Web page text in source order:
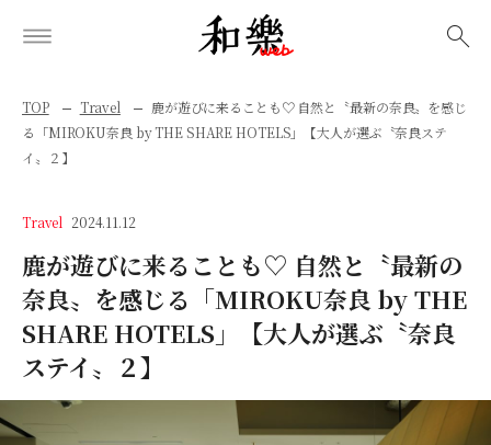
TOP Travel
鹿が遊びに来ることも♡ 自然と〝最新の奈良〟を感じ
る「MIROKU奈良 by THE SHARE HOTELS」【大人が選ぶ〝奈良ステ
イ〟２】
Travel 2024.11.12
鹿が遊びに来ることも♡ 自然と〝最新の
奈良〟を感じる「MIROKU奈良 by THE
SHARE HOTELS」【大人が選ぶ〝奈良
ステイ〟２】